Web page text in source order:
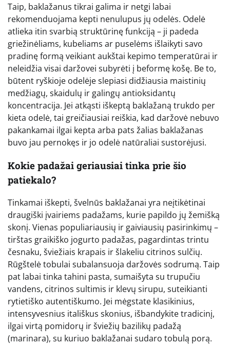
Taip, baklažanus tikrai galima ir netgi labai
rekomenduojama kepti nenulupus jų odelės. Odelė
atlieka itin svarbią struktūrinę funkciją – ji padeda
griežinėliams, kubeliams ar puselėms išlaikyti savo
pradinę formą veikiant aukštai kepimo temperatūrai ir
neleidžia visai daržovei subyrėti į beformę košę. Be to,
būtent ryškioje odelėje slepiasi didžiausia maistinių
medžiagų, skaidulų ir galingų antioksidantų
koncentracija. Jei atkąsti iškeptą baklažaną trukdo per
kieta odelė, tai greičiausiai reiškia, kad daržovė nebuvo
pakankamai ilgai kepta arba pats žalias baklažanas
buvo jau pernokęs ir jo odelė natūraliai sustorėjusi.
Kokie padažai geriausiai tinka prie šio
patiekalo?
Tinkamai iškepti, švelnūs baklažanai yra neįtikėtinai
draugiški įvairiems padažams, kurie papildo jų žemišką
skonį. Vienas populiariausių ir gaiviausių pasirinkimų –
tirštas graikiško jogurto padažas, pagardintas trintu
česnaku, šviežiais krapais ir šlakeliu citrinos sulčių.
Rūgštelė tobulai subalansuoja daržovės sodrumą. Taip
pat labai tinka tahini pasta, sumaišyta su trupučiu
vandens, citrinos sultimis ir klevų sirupu, suteikianti
rytietiško autentiškumo. Jei mėgstate klasikinius,
intensyvesnius itališkus skonius, išbandykite tradicinį,
ilgai virtą pomidorų ir šviežių bazilikų padažą
(marinara), su kuriuo baklažanai sudaro tobulą porą.